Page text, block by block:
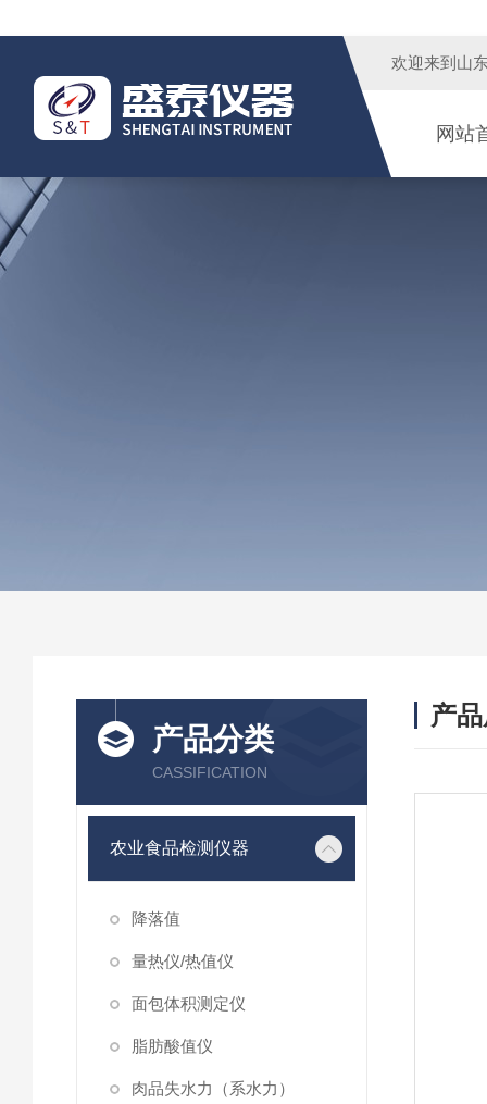
欢迎来到 山
网站
产品分类
CASSIFICATION
农业食品检测仪器
降落值
量热仪/热值仪
面包体积测定仪
脂肪酸值仪
肉品失水力（系水力）
产